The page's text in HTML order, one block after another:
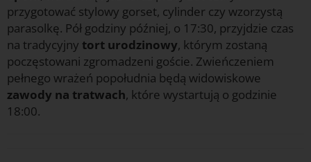
przygotować stylowy gorset, cylinder czy wzorzystą
parasolkę. Pół godziny później, o 17:30, przyjdzie czas
na tradycyjny tort urodzinowy, którym zostaną
poczęstowani zgromadzeni goście. Zwieńczeniem
pełnego wrażeń popołudnia będą widowiskowe
zawody na tratwach, które wystartują o godzinie
18:00.